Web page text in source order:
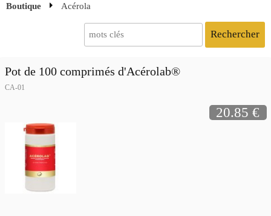
Boutique
Acérola
Rechercher
Pot de 100 comprimés d'Acérolab®
CA-01
20.85 €